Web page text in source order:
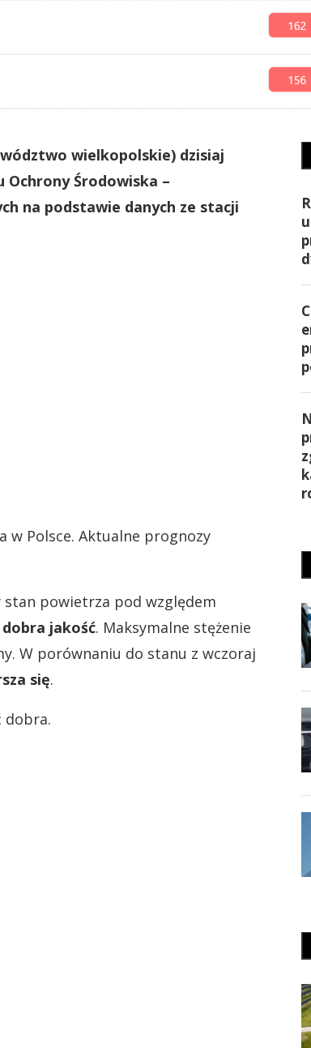
wielkopolskie) dzisiaj
Środowiska –
na podstawie danych ze stacji
Polsce. Aktualne prognozy
powietrza pod względem
dobra jakość. Maksymalne stężenie
W porównaniu do stanu z wczoraj
się.
dobra.